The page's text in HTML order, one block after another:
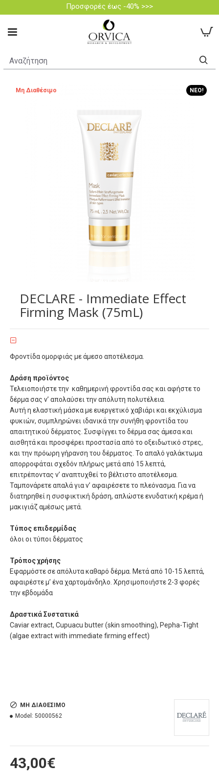
Προσφορές έως -40% >>>
ΝΈΟ!
Μη Διαθέσιμο
DECLARE - Immediate Effect
Firming Mask (75mL)
Φροντίδα ομορφιάς με άμεσο αποτέλεσμα.
Δράση προϊόντος
Τελειοποιήστε την καθημερινή φροντίδα σας και αφήστε το
δέρμα σας ν’ απολαύσει την απόλυτη πολυτέλεια.
Αυτή η ελαστική μάσκα με ευεργετικό χαβιάρι και εκχύλισμα
φυκιών, συμπληρώνει ιδανικά την συνήθη φροντίδα του
απαιτητικού δέρματος. Συσφίγγει το δέρμα σας άμεσα και
αισθητά και προσφέρει προστασία από το οξειδωτικό στρες,
και την πρόωρη γήρανση του δέρματος. Το απαλό γαλάκτωμα
απορροφάται σχεδόν πλήρως μετά από 15 λεπτά,
επιτρέποντας ν’ αναπτυχθεί το βέλτιστο αποτέλεσμα.
Ταμπονάρετε απαλά για ν’ αφαιρέσετε το πλεόνασμα. Για να
διατηρηθεί η συσφικτική δράση, απλώστε ενυδατική κρέμα ή
μακιγιάζ αμέσως μετά.
Τύπος επιδερμίδας
όλοι οι τύποι δέρματος
Τρόπος χρήσης
Εφαρμόστε σε απόλυτα καθαρό δέρμα. Μετά από 10-15 λεπτά,
αφαιρέστε μ’ ένα χαρτομάνδηλο. Χρησιμοποιήστε 2-3 φορές
την εβδομάδα
Δραστικά Συστατικά
Caviar extract, Cupuacu butter (skin smoothing), Pepha-Tight
(algae extract with immediate firming effect)
43,00€
ΜΗ ΔΙΑΘΈΣΙΜΟ
Model: 50000562